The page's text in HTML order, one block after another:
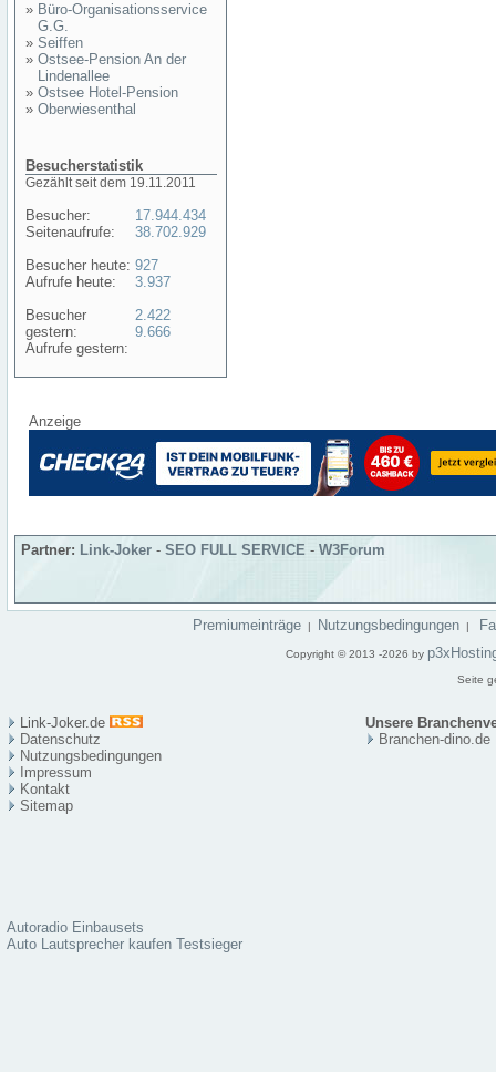
» Büro-Organisationsservice
G.G.
» Seiffen
» Ostsee-Pension An der
Lindenallee
» Ostsee Hotel-Pension
» Oberwiesenthal
Besucherstatistik
Gezählt seit dem 19.11.2011
Besucher:
Seitenaufrufe:
Besucher heute:
Aufrufe heute:
Besucher
gestern:
Aufrufe gestern:
17.944.434
38.702.929
927
3.937
2.422
9.666
Anzeige
Partner: Link-Joker - SEO FULL SERVICE - W3Forum
Premiumeinträge | Nutzungsbedingungen |
Copyright © 2013 -2026 by
Seite
Link-Joker.de
Unsere
Datenschutz
Nutzungsbedingungen
Impressum
Kontakt
Sitemap
Branchen-dino.de
Autoradio Einbausets
Auto Lautsprecher kaufen Testsieger